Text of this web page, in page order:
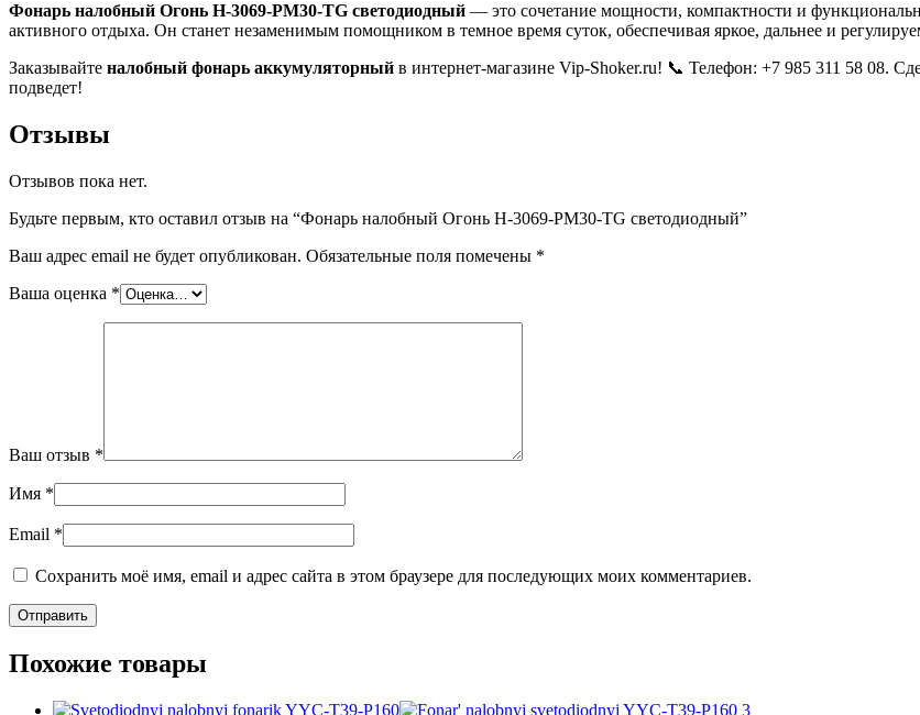
Фонарь налобный Огонь H-3069-PM30-TG светодиодный — это сочетание мощности, компактности и
активного отдыха. Он станет незаменимым помощником в темное время суток, обеспечивая яркое, дальнее и
Заказывайте налобный фонарь аккумуляторный в интернет-магазине Vip-Shoker.ru! 📞 Телефон: +7 985 311 58 08.
подведет!
Отзывы
Отзывов пока нет.
Будьте первым, кто оставил отзыв на “Фонарь налобный Огонь H-3069-PM30-TG светодиодный”
Ваш адрес email не будет опубликован. Обязательные поля помечены *
Ваша оценка *
Ваш отзыв *
Имя *
Email *
Сохранить моё имя, email и адрес сайта в этом браузере для последующих моих комментариев.
Похожие товары